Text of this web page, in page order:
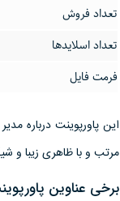
تعداد فروش
تعداد اسلایدها
فرمت فایل
مرتب و با ظاهری زیبا و
برخی عناوین